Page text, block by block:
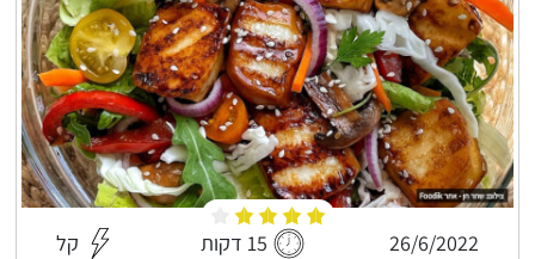
26/6/2022 15 דקות קל